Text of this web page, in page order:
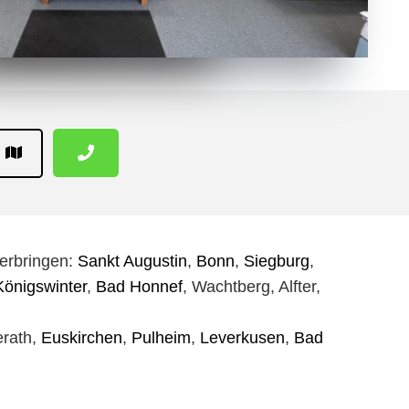
Sankt Augustin, Bonn, Siegburg,
, Bad Honnef, Wachtberg, Alfter,
Euskirchen, Pulheim, Leverkusen, Bad